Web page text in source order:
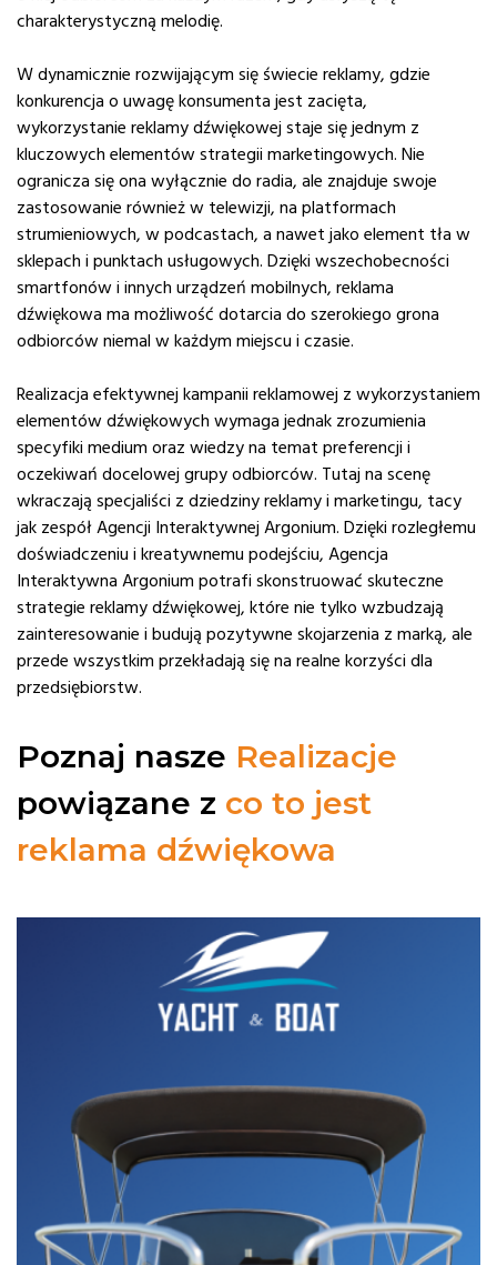
charakterystyczną melodię.
W dynamicznie rozwijającym się świecie reklamy, gdzie
konkurencja o uwagę konsumenta jest zacięta,
wykorzystanie reklamy dźwiękowej staje się jednym z
kluczowych elementów strategii marketingowych. Nie
ogranicza się ona wyłącznie do radia, ale znajduje swoje
zastosowanie również w telewizji, na platformach
strumieniowych, w podcastach, a nawet jako element tła w
sklepach i punktach usługowych. Dzięki wszechobecności
smartfonów i innych urządzeń mobilnych, reklama
dźwiękowa ma możliwość dotarcia do szerokiego grona
odbiorców niemal w każdym miejscu i czasie.
Realizacja efektywnej kampanii reklamowej z wykorzystaniem
elementów dźwiękowych wymaga jednak zrozumienia
specyfiki medium oraz wiedzy na temat preferencji i
oczekiwań docelowej grupy odbiorców. Tutaj na scenę
wkraczają specjaliści z dziedziny reklamy i marketingu, tacy
jak zespół Agencji Interaktywnej Argonium. Dzięki rozległemu
doświadczeniu i kreatywnemu podejściu, Agencja
Interaktywna Argonium potrafi skonstruować skuteczne
strategie reklamy dźwiękowej, które nie tylko wzbudzają
zainteresowanie i budują pozytywne skojarzenia z marką, ale
przede wszystkim przekładają się na realne korzyści dla
przedsiębiorstw.
Poznaj nasze Realizacje
powiązane z co to jest
reklama dźwiękowa